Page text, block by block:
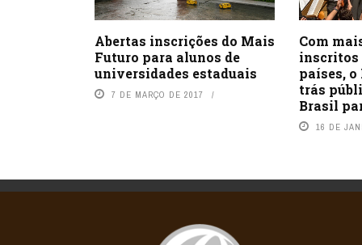
Abertas inscrições do Mais
Futuro para alunos de
universidades estaduais
7 DE MARÇO DE 2017
Com
inscritos
países, o
trás
Brasil
16 DE